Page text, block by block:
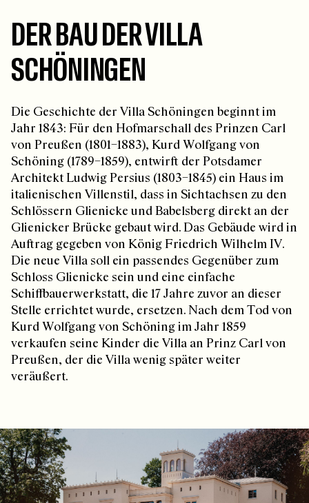
DER BAU DER VILLA
SCHÖNINGEN
Die Geschichte der Villa Schöningen beginnt im
Jahr 1843: Für den Hofmarschall des Prinzen Carl
von Preußen (1801–1883), Kurd Wolfgang von
Schöning (1789–1859), entwirft der Potsdamer
Architekt Ludwig Persius (1803–1845) ein Haus im
italienischen Villenstil, dass in Sichtachsen zu den
Schlössern Glienicke und Babelsberg direkt an der
Glienicker Brücke gebaut wird. Das Gebäude wird in
Auftrag gegeben von König Friedrich Wilhelm IV.
Die neue Villa soll ein passendes Gegenüber zum
Schloss Glienicke sein und eine einfache
Schiffbauerwerkstatt, die 17 Jahre zuvor an dieser
Stelle errichtet wurde, ersetzen. Nach dem Tod von
Kurd Wolfgang von Schöning im Jahr 1859
verkaufen seine Kinder die Villa an Prinz Carl von
Preußen, der die Villa wenig später weiter
veräußert.